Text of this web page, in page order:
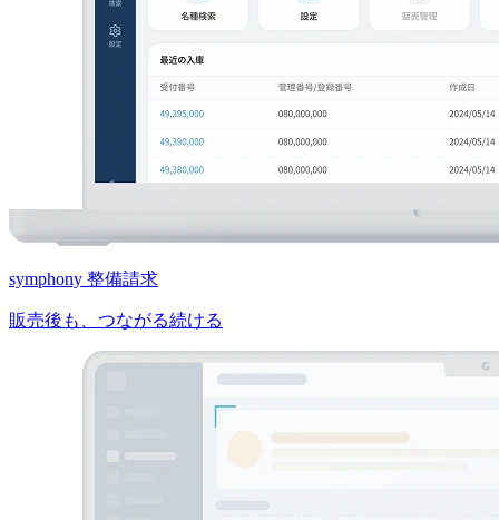
symphony 整備請求
販売後も、つながる続ける